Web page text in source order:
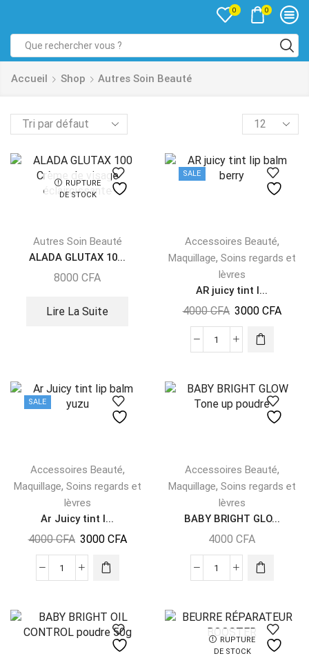
0 0
Accueil Shop Autres Soin Beauté
RUPTURE
DE STOCK
Autres Soin Beauté
ALADA GLUTAX 10...
8000 CFA
Lire La Suite
SALE
Accessoires Beauté,
Maquillage, Soins regards et
lèvres
AR juicy tint l...
4000CFA 3000 CFA
SALE
Accessoires Beauté,
Maquillage, Soins regards et
lèvres
Ar Juicy tint l...
4000CFA 3000 CFA
Accessoires Beauté,
Maquillage, Soins regards et
lèvres
BABY BRIGHT GLO...
4000 CFA
RUPTURE
DE STOCK